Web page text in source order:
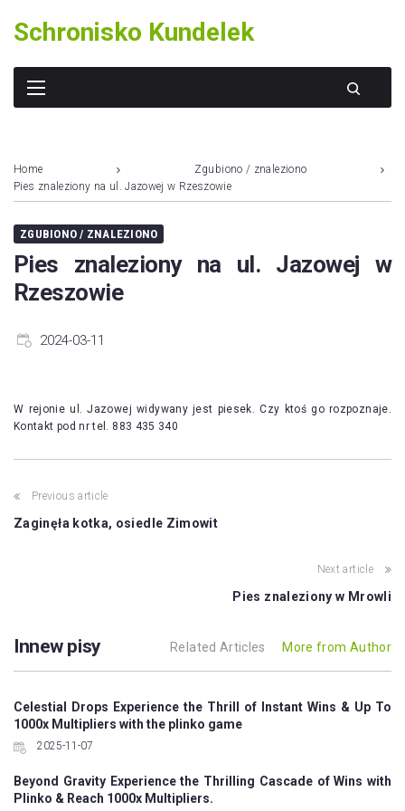
content
Schronisko Kundelek
Home
Zgubiono / znaleziono
Pies znaleziony na ul. Jazowej w Rzeszowie
ZGUBIONO / ZNALEZIONO
Pies znaleziony na ul. Jazowej w
Rzeszowie
2024-03-11
W rejonie ul. Jazowej widywany jest piesek. Czy ktoś go rozpoznaje.
Kontakt pod nr tel. 883 435 340
Post
navigation
Previous article
Zaginęła kotka, osiedle Zimowit
Next article
Pies znaleziony w Mrowli
Innew pisy Related Articles More from Author
Celestial Drops Experience the Thrill of Instant Wins & Up To
1000x Multipliers with the plinko game
2025-11-07
Beyond Gravity Experience the Thrilling Cascade of Wins with
Plinko & Reach 1000x Multipliers.